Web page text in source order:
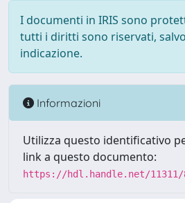
I documenti in IRIS sono
tutti i diritti sono riservati,
indicazione.
Informazioni
Utilizza questo identificativo
link a questo documento:
https://hdl.handle.net/11311/